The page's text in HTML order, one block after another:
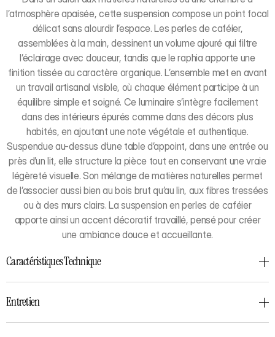
l’atmosphère apaisée, cette suspension compose un point focal
délicat sans alourdir l’espace. Les perles de caféier,
assemblées à la main, dessinent un volume ajouré qui filtre
l’éclairage avec douceur, tandis que le raphia apporte une
finition tissée au caractère organique. L’ensemble met en avant
un travail artisanal visible, où chaque élément participe à un
équilibre simple et soigné. Ce luminaire s’intègre facilement
dans des intérieurs épurés comme dans des décors plus
habités, en ajoutant une note végétale et authentique.
Suspendue au-dessus d’une table d’appoint, dans une entrée ou
près d’un lit, elle structure la pièce tout en conservant une vraie
légèreté visuelle. Son mélange de matières naturelles permet
de l’associer aussi bien au bois brut qu’au lin, aux fibres tressées
ou à des murs clairs. La suspension en perles de caféier
apporte ainsi un accent décoratif travaillé, pensé pour créer
une ambiance douce et accueillante.
Caractéristiques Technique
Entretien